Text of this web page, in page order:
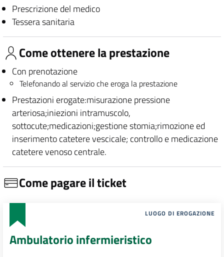
Prescrizione del medico
Tessera sanitaria
Come ottenere la prestazione
Con prenotazione
Telefonando al servizio che eroga la prestazione
Prestazioni erogate:misurazione pressione
arteriosa;iniezioni intramuscolo,
sottocute;medicazioni;gestione stomia;rimozione ed
inserimento catetere vescicale; controllo e medicazione
catetere venoso centrale.
Come pagare il ticket
LUOGO DI EROGAZIONE
Ambulatorio infermieristico